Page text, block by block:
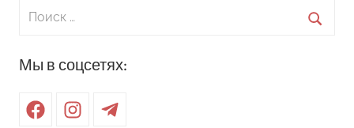
Поиск
Мы в соцсетях:
FacebookInstagramTelegram